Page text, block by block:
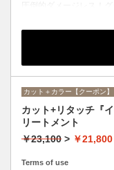
い処方のイノアオイル
カット＋カラー【クーポン】
カット+リタッチ『
リートメント
￥23,100 > ￥21,800
Terms of use